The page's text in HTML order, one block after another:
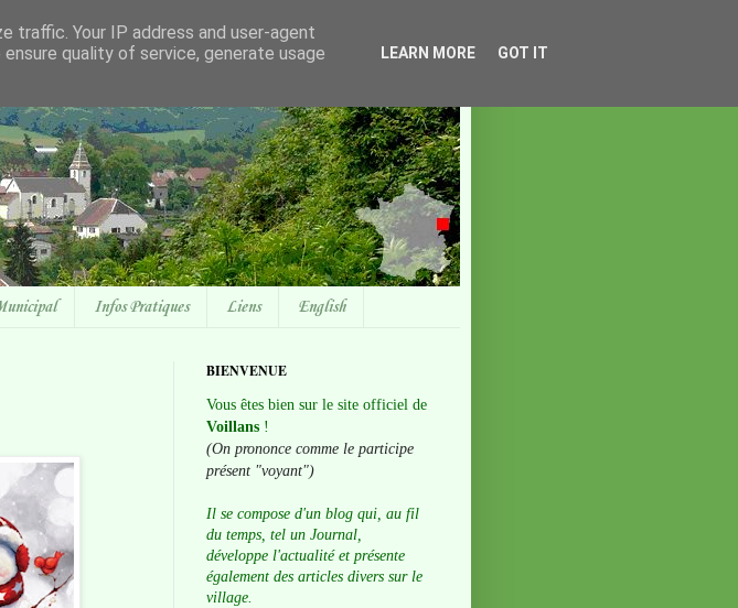
Infos Pratiques Liens English
BIENVENUE
Vous êtes bien sur le site officiel de
Voillans !
(On prononce comme le participe
présent "voyant")
Il se compose d'un blog qui, au fil
du temps, tel un Journal,
développe l'actualité et présente
également des articles divers sur le
village.
traffic. Your IP address and user-agent
quality of service, generate usage
LEARN MORE GOT IT